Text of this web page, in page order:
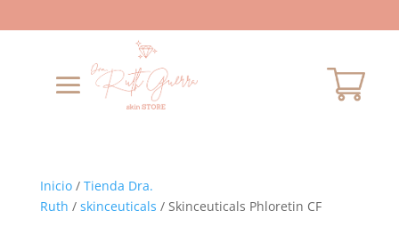
Inicio/ Tienda Dra.
Ruth / skinceuticals / Skinceuticals Phloretin CF